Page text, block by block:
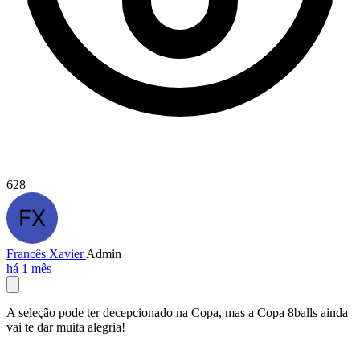
628
Francês XavierAdmin
há 1 mês
A seleção pode ter decepcionado na Copa, mas a Copa 8balls ainda
vai te dar muita alegria!